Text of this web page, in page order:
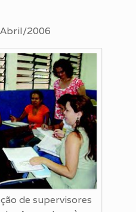
Abril/2006
de supervisores